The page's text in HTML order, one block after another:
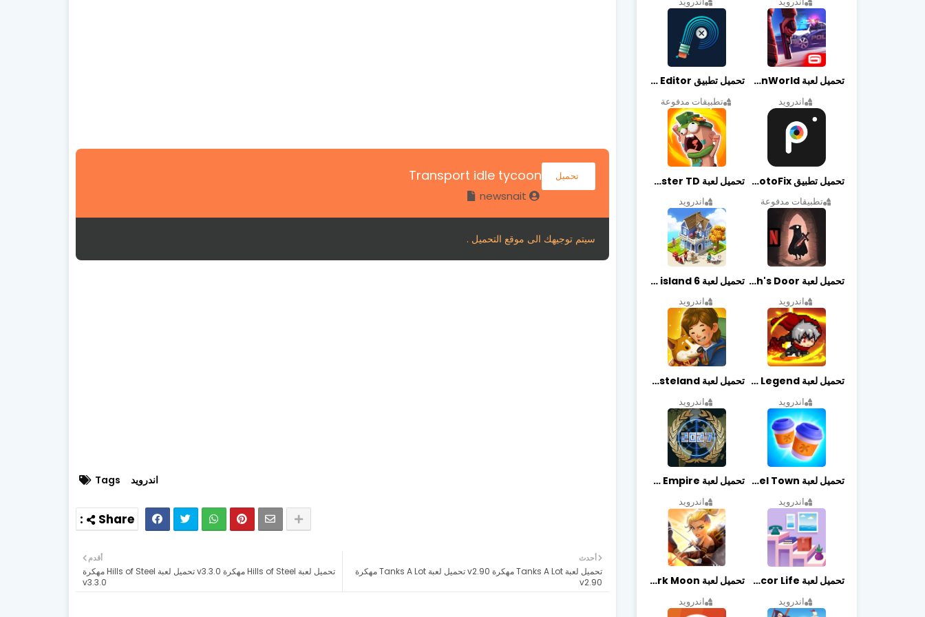
Transport idle tycoon تحميل
سيتم توجيهك الى موقع التحميل .
Tags اندرويد
أحدث
تحميل لعبة Tanks A Lot مهكرة v2.90 تحميل لعبة Tanks A Lot مهكرة
v2.90
أقدم
تحميل لعبة Hills of Steel مهكرة v3.3.0 تحميل لعبة Hills of Steel مهكرة
v3.3.0
تحميل لعبة Gangstar New Orleans OpenWorld مهكرة أخر إصدار
اندرويد
تحميل تطبيق Retouch Remove Objects Editor مهكرة اخر إصدار
تطبيقات مدفوعة
تحميل تطبيق PhotoFix مهكر آخر إصدار
تطبيقات مدفوعة
تحميل لعبة Candy Disaster TD مهكرة اخر إصدار
اندرويد
تحميل لعبة Death's Door مهكرة أخر إصدار
اندرويد
تحميل لعبة city island 6 مهكرة أخر إصدار
اندرويد
تحميل لعبة Slayer Legend مهكرة أخر إصدار
اندرويد
تحميل لعبة Merge Survival : Wasteland مهكرة أخر إصدار
اندرويد
تحميل لعبة Travel Town مهكرة أخر إصدار
اندرويد
تحميل لعبة World Empire مهكرة أخر إصدار
اندرويد
تحميل لعبة Decor Life مهكرة أخر إصدار
اندرويد
تحميل لعبة Lionheart: Dark Moon مهكرة أخر إصدار
اندرويد